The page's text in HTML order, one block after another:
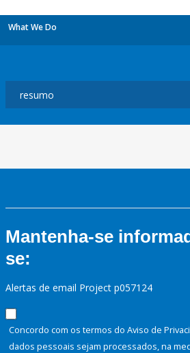
What We Do
Mantenha-se
se:
Alertas de email Project p057124
Concordo com os termos do Aviso de
dados pessoais sejam processados, na